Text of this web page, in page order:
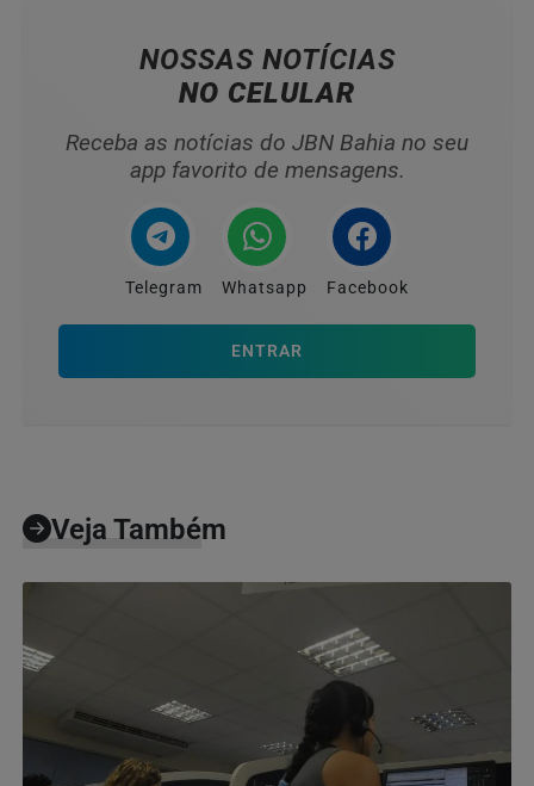
NOSSAS NOTÍCIAS
NO CELULAR
Receba as notícias do JBN Bahia no seu
app favorito de mensagens.
Telegram Whatsapp Facebook
ENTRAR
Veja Também